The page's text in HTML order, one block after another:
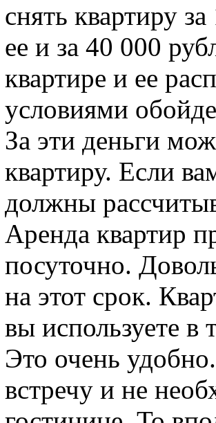
снять квартиру
ее и за 40 000
квартире и ее
условиями
За эти деньги
квартиру. Если
должны
Аренда квартир
посуточно.
на этот срок.
вы используете в
Это очень
встречу и не